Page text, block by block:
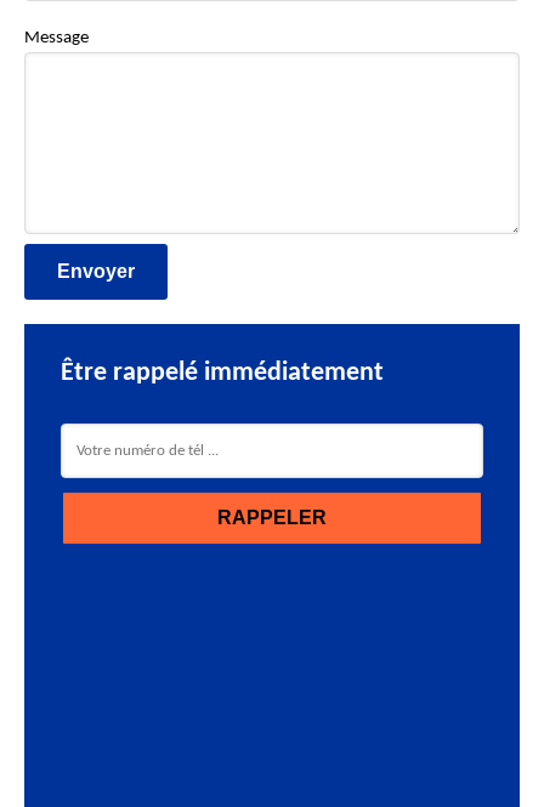
Message
Être rappelé immédiatement